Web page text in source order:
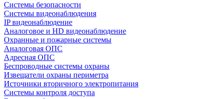
Системы безопасности
Системы видеонаблюдения
IP видеонаблюдение
Аналоговое и HD видеонаблюдение
Охранные и пожарные системы
Аналоговая ОПС
Адресная ОПС
Беспроводные системы охраны
Извещатели охраны периметра
Источники вторичного электропитания
Системы контроля доступа